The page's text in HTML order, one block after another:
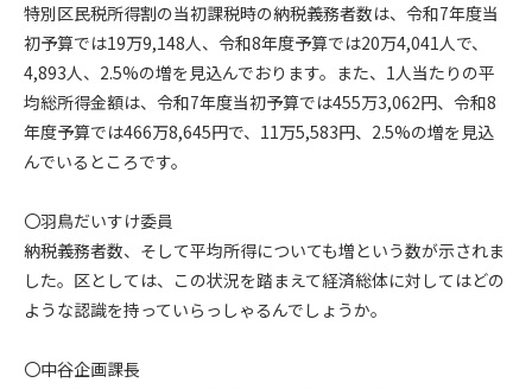
特別区民税所得割の当初課税時の納税義務者数は、令和7年度当
初予算では19万9,148人、令和8年度予算では20万4,041人で、
4,893人、2.5%の増を見込んでおります。また、1人当たりの平
均総所得金額は、令和7年度当初予算では455万3,062円、令和8
年度予算では466万8,645円で、11万5,583円、2.5%の増を見込
んでいるところです。
〇羽鳥だいすけ委員
納税義務者数、そして平均所得についても増という数が示されま
した。区としては、この状況を踏まえて経済総体に対してはどの
ような認識を持っていらっしゃるんでしょうか。
〇中谷企画課長